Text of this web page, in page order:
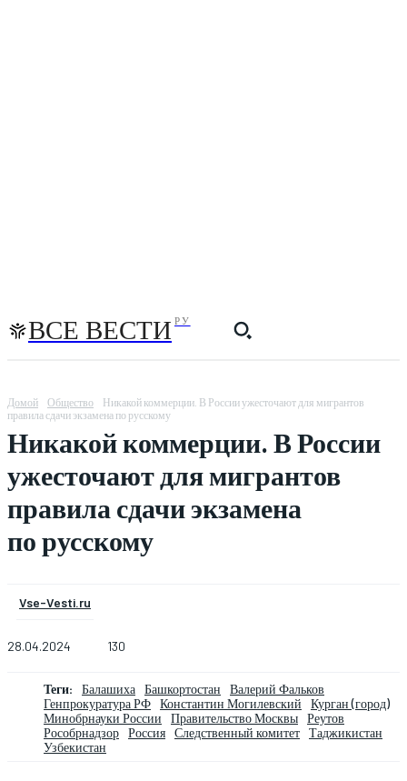
ВСЕ ВЕСТИ РУ
Домой Общество
Никакой коммерции. В России ужесточают для мигрантов
правила сдачи экзамена по русскому
Никакой коммерции. В России
ужесточают для мигрантов
правила сдачи экзамена
по русскому
Vse-Vesti.ru
28.04.2024 130
Теги: Балашиха Башкортостан
Валерий Фальков
Генпрокуратура РФ Константин Могилевский
Курган (город)
Минобрнауки России
Правительство Москвы Реутов
Рособрнадзор Россия Следственный комитет Таджикистан
Узбекистан